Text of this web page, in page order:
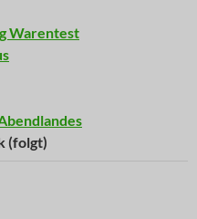
Warentest
(folgt)